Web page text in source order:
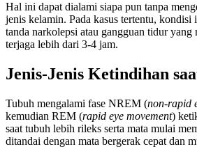
Hal ini dapat dialami siapa pun tanpa
jenis kelamin. Pada kasus tertentu, kondisi
tanda narkolepsi atau gangguan tidur yang
terjaga lebih dari 3-4 jam.
Jenis-Jenis Ketindihan
Tubuh mengalami fase NREM (non-rapid
kemudian REM (rapid eye movement)
saat tubuh lebih rileks serta mata mulai
ditandai dengan mata bergerak cepat dan